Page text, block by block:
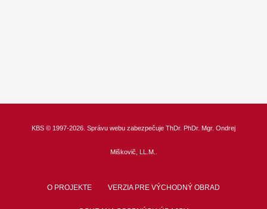
KBS © 1997-2026. Správu webu zabezpečuje ThDr. PhDr. Mgr. Ondrej
Miškovič, LL.M.
O PROJEKTE VERZIA PRE VÝCHODNÝ OBRAD